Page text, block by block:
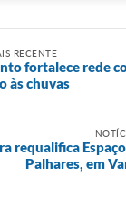
RECENTE
fortalece rede
às chuvas
requalifica
Palhares, em